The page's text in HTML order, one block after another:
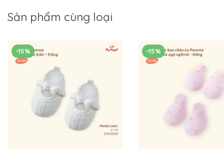
Sản phẩm cùng loại
-15% -15%